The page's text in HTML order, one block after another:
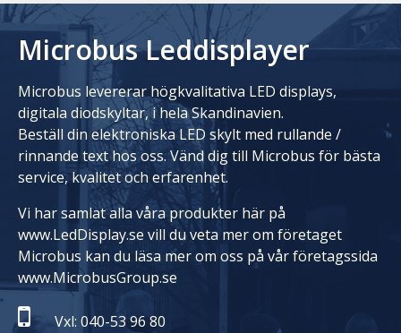
Microbus Leddisplayer
Microbus levererar högkvalitativa LED displays,
digitala diodskyltar, i hela Skandinavien.
Beställ din elektroniska LED skylt med rullande /
rinnande text hos oss. Vänd dig till Microbus för bästa
service, kvalitet och erfarenhet.
Vi har samlat alla våra produkter här på
www.LedDisplay.se vill du veta mer om företaget
Microbus kan du läsa mer om oss på vår företagssida
www.MicrobusGroup.se
Vxl: 040-53 96 80